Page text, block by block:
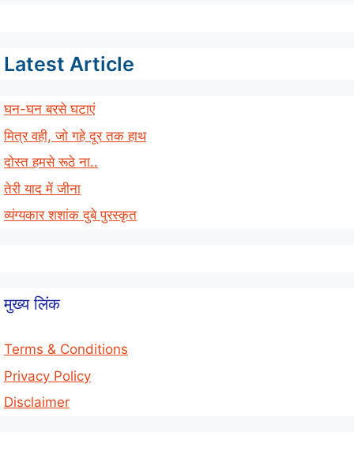
Latest Article
घन-घन बरसे घटाएं
मित्र वही, जो गहे दूर तक हाथ
दोस्त हमसे रूठे ना..
तेरी याद में जीना
व्यंग्यकार शशांक दुबे पुरस्कृत
मुख्य लिंक
Terms & Conditions
Privacy Policy
Disclaimer